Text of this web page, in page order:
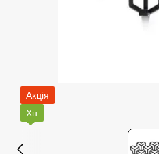
Акція
Хіт